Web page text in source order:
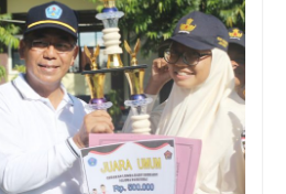
Plastik,
Ajak
dan
Sendiri